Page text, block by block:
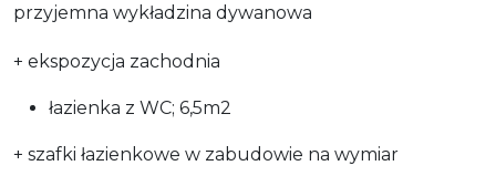
przyjemna wykładzina dywanowa
+ ekspozycja zachodnia
łazienka z WC; 6,5m2
+ szafki łazienkowe w zabudowie na wymiar